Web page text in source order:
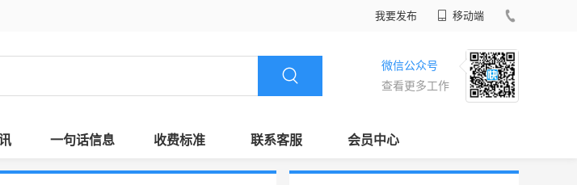
我要发布 移动端
微信公众号
查看更多工作
一句话信息 收费标准 联系客服 会员中心